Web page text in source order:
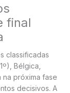
final
classificadas
Bélgica,
na próxima fase
decisivos. A